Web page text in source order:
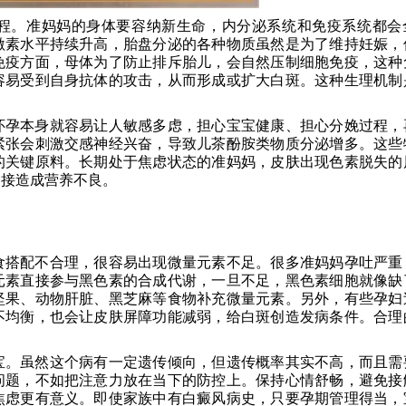
。准妈妈的身体要容纳新生命，内分泌系统和免疫系统都会
水平持续升高，胎盘分泌的各种物质虽然是为了维持妊娠，
方面，母体为了防止排斥胎儿，会自然压制细胞免疫，这种
受到自身抗体的攻击，从而形成或扩大白斑。这种生理机制
本身就容易让人敏感多虑，担心宝宝健康、担心分娩过程，
会刺激交感神经兴奋，导致儿茶酚胺类物质分泌增多。这些
键原料。长期处于焦虑状态的准妈妈，皮肤出现色素脱失的
造成营养不良。
配不合理，很容易出现微量元素不足。很多准妈妈孕吐严重
直接参与黑色素的合成代谢，一旦不足，黑色素细胞就像缺
、动物肝脏、黑芝麻等食物补充微量元素。另外，有些孕妇
衡，也会让皮肤屏障功能减弱，给白斑创造发病条件。合理
虽然这个病有一定遗传倾向，但遗传概率其实不高，而且需
，不如把注意力放在当下的防控上。保持心情舒畅，避免接
更有意义。即使家族中有白癜风病史，只要孕期管理得当，